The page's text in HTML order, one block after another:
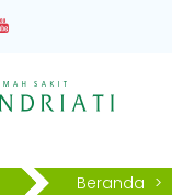
Beranda >